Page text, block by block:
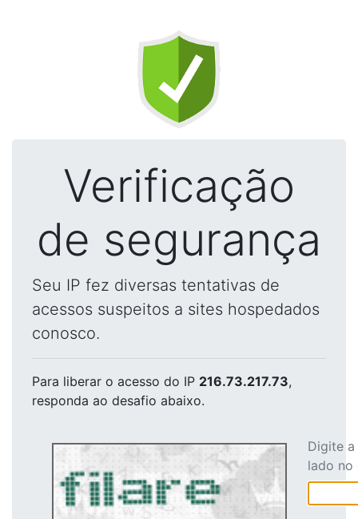
Verificação
de segurança
Seu IP fez diversas tentativas de
acessos suspeitos a sites hospedados
conosco.
Para liberar o acesso do IP 216.73.217.73,
responda ao desafio abaixo.
Digite
lado no